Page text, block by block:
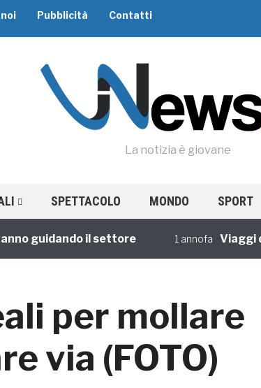
Pubblicità Contatti
La notizia è giovane
SPETTACOLO MONDO SPORT
guidando il settore 1 annofa Viaggi di
per mollare
via (FOTO)